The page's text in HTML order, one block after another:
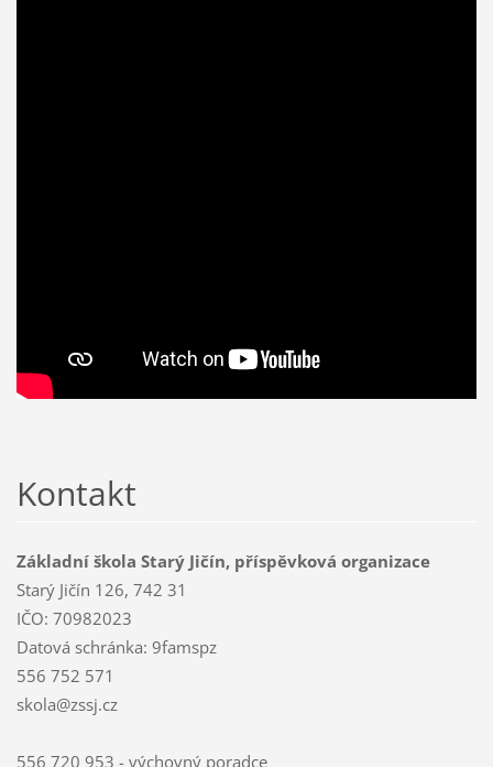
Kontakt
Základní škola Starý Jičín, příspěvková organizace
Starý Jičín 126, 742 31
IČO: 70982023
Datová schránka: 9famspz
556 752 571
skola@zssj.cz
556 720 953 - výchovný poradce